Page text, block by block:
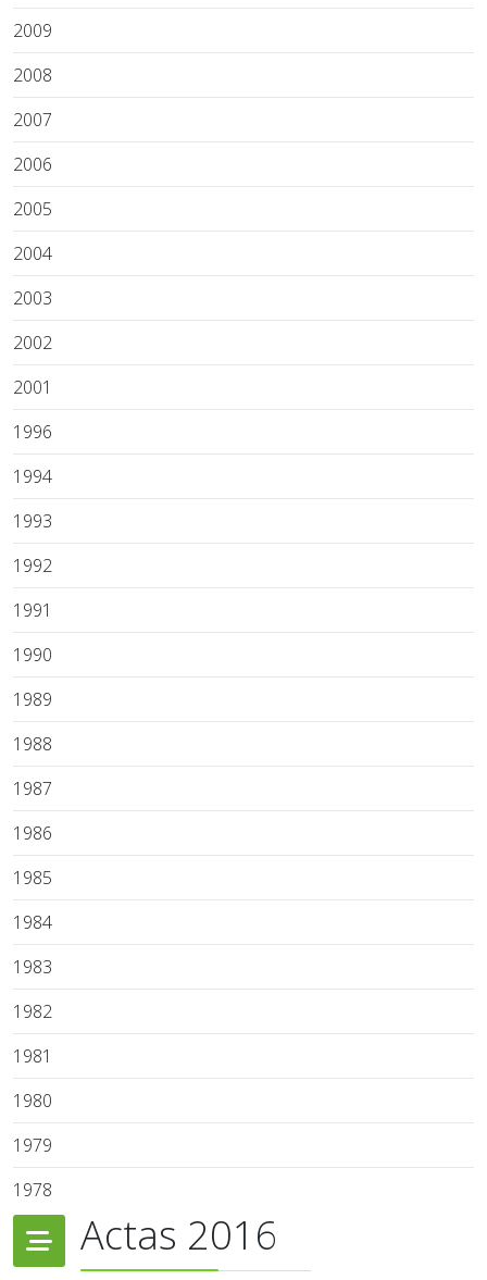
2009
2008
2007
2006
2005
2004
2003
2002
2001
1996
1994
1993
1992
1991
1990
1989
1988
1987
1986
1985
1984
1983
1982
1981
1980
1979
1978
Actas 2016